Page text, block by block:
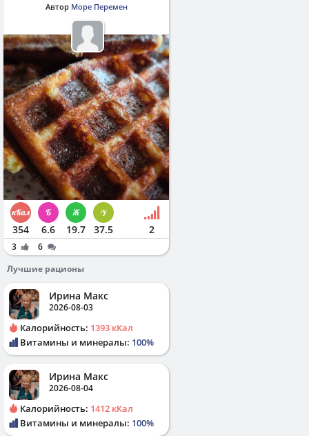
Автор Море Перемен
354 6.6 19.7 37.5 2
3
6
Лучшие рационы
Ирина Макс
2026-08-03
Калорийность: 1393 кКал
Витамины и минералы: 100%
Ирина Макс
2026-08-04
Калорийность: 1412 кКал
Витамины и минералы: 100%